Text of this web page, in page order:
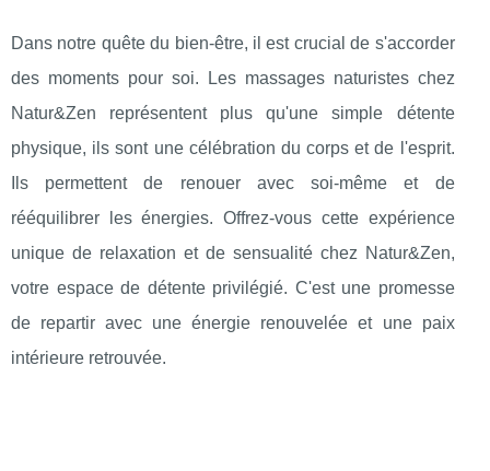
Dans notre quête du bien-être, il est crucial de s'accorder
des moments pour soi. Les massages naturistes chez
Natur&Zen représentent plus qu'une simple détente
physique, ils sont une célébration du corps et de l'esprit.
Ils permettent de renouer avec soi-même et de
rééquilibrer les énergies. Offrez-vous cette expérience
unique de relaxation et de sensualité chez Natur&Zen,
votre espace de détente privilégié. C'est une promesse
de repartir avec une énergie renouvelée et une paix
intérieure retrouvée.